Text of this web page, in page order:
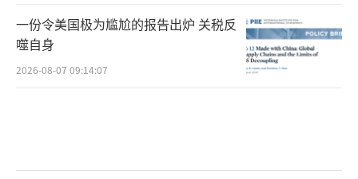
一份令美国极为尴尬的报告出炉 关税反
噬自身
2026-08-07 09:14:07